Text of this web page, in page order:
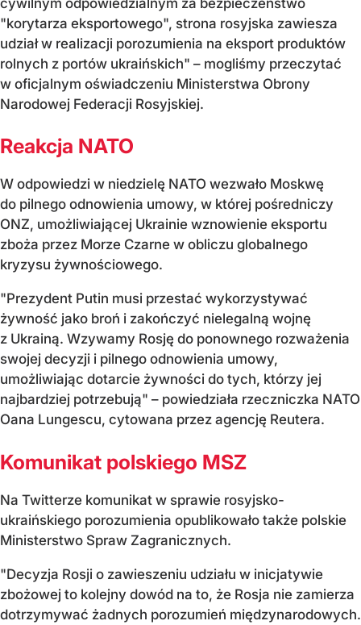
"korytarza eksportowego", strona rosyjska zawiesza
udział w realizacji porozumienia na eksport produktów
rolnych z portów ukraińskich" – mogliśmy przeczytać
w oficjalnym oświadczeniu Ministerstwa Obrony
Narodowej Federacji Rosyjskiej.
Reakcja NATO
W odpowiedzi w niedzielę NATO wezwało Moskwę
do pilnego odnowienia umowy, w której pośredniczy
ONZ, umożliwiającej Ukrainie wznowienie eksportu
zboża przez Morze Czarne w obliczu globalnego
kryzysu żywnościowego.
"Prezydent Putin musi przestać wykorzystywać
żywność jako broń i zakończyć nielegalną wojnę
z Ukrainą. Wzywamy Rosję do ponownego rozważenia
swojej decyzji i pilnego odnowienia umowy,
umożliwiając dotarcie żywności do tych, którzy jej
najbardziej potrzebują" – powiedziała rzeczniczka NATO
Oana Lungescu, cytowana przez agencję Reutera.
Komunikat polskiego MSZ
Na Twitterze komunikat w sprawie rosyjsko-
ukraińskiego porozumienia opublikowało także polskie
Ministerstwo Spraw Zagranicznych.
"Decyzja Rosji o zawieszeniu udziału w inicjatywie
zbożowej to kolejny dowód na to, że Rosja nie zamierza
dotrzymywać żadnych porozumień międzynarodowych.